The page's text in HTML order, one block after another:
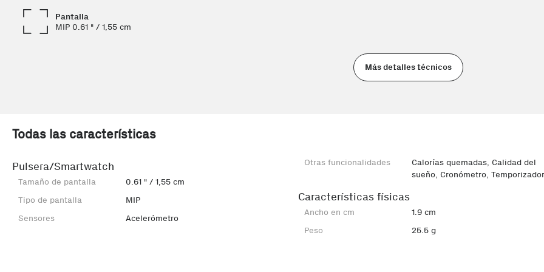
Pantalla
MIP 0.61 " / 1,55 cm
Más detalles técnicos
Todas las características
Pulsera/Smartwatch
Tamaño de pantalla
0.61 " / 1,55 cm
Tipo de pantalla
MIP
Sensores
Acelerómetro
Otras funcionalidades
Calorías quemadas, Calidad del
sueño, Cronómetro,
Características físicas
Ancho en cm
1.9 cm
Peso
25.5 g